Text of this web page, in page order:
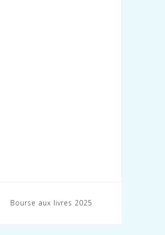
Bourse aux livres 2025